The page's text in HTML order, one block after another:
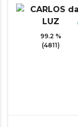
99.2 %
(4811)